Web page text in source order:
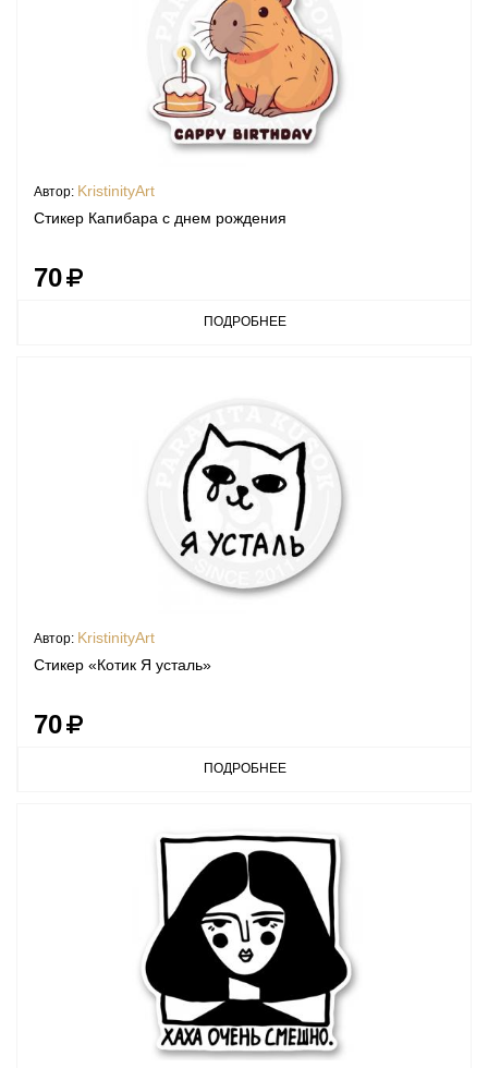
Автор: KristinityArt
Стикер Капибара с днем рождения
70
ПОДРОБНЕЕ
Автор: KristinityArt
Стикер «Котик Я усталь»
70
ПОДРОБНЕЕ